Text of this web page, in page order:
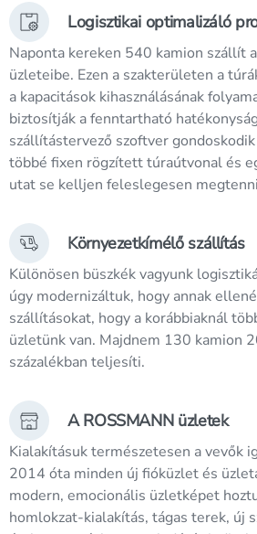
Logisztikai optimalizáló
Naponta kereken 540 kamion szállít
üzleteibe. Ezen a szakterületen a
a kapacitások kihasználásának
biztosítják a fenntartható
szállítástervező szoftver
többé fixen rögzített túraútvonal és
utat se kelljen feleslegesen
Környezetkímélő szállítás
Különösen büszkék vagyunk
úgy modernizáltuk, hogy annak
szállításokat, hogy a korábbiaknál
üzletünk van. Majdnem 130 kamion
százalékban teljesíti.
A ROSSMANN üzletek
Kialakításuk természetesen a vevők
2014 óta minden új fióküzlet és
modern, emocionális üzletképet
homlokzat-kialakítás, tágas terek, új